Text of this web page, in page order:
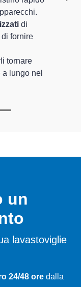
di
fornire
tornare
lungo nel
un
lavastoviglie
24/48 ore dalla